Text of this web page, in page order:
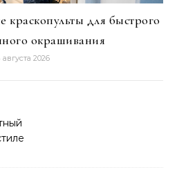
краскопульты для быстрого
окрашивания
августа 2026